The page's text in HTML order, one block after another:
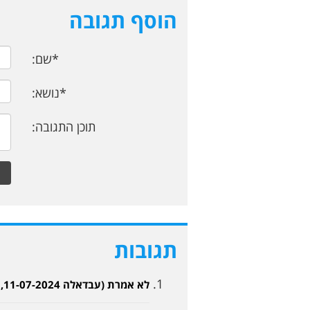
הוסף תגובה
*שם:
*נושא:
תוכן התגובה:
תגובות
לא אמרת (עבדאלה 11-07-2024, 12:57)